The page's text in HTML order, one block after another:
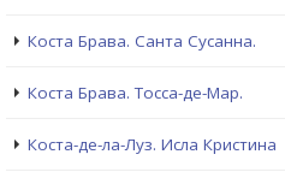
Коста Брава. Санта Сусанна.
Коста Брава. Тосса-де-Мар.
Коста-де-ла-Луз. Исла Кристина